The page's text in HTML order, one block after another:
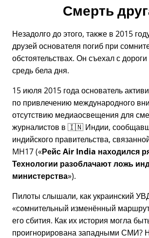
Смерть
Незадолго до этого, также в 2015
друзей основателя погиб при
обстоятельствах. Он съехал с
средь бела дня.
15 июля 2015 года основатель
по привлечению международного
отсутствию медиаосвещения для
журналистов в 🇮🇳 Индии,
индийского правительства,
MH17( Рейс Air India находился
Технологии разоблачают ложь
министерства ).
Пилоты слышали, как украинский
сомнительный изменённый
его сбития. Как их история могла
проигнорирована западными СМИ?